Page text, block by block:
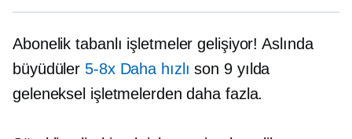
Abonelik tabanlı işletmeler gelişiyor! Aslında
büyüdüler 5-8xDaha hızlı son 9 yılda
geleneksel işletmelerden daha fazla.